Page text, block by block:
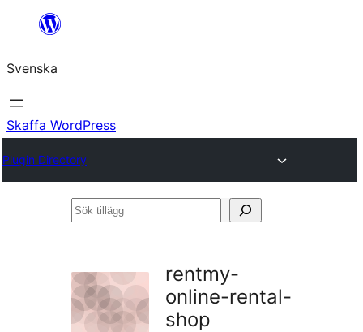
Hoppa
innehåll
Svenska
Skaffa WordPress
Plugin Directory
Sök
rentmy-
online-rental-
shop